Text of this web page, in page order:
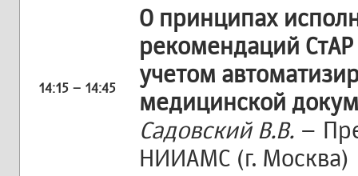
14:15 – 14:45
О принципах
рекомендаций
учетом
медицинской
Садовский В.В. –
НИИАМС (г. Москва)